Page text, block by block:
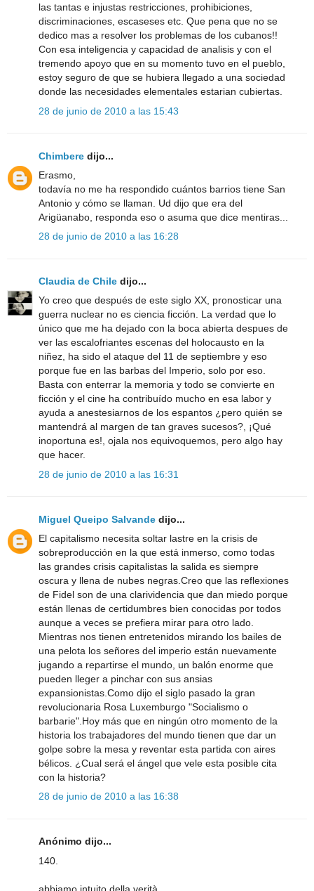
las tantas e injustas restricciones, prohibiciones,
discriminaciones, escaseses etc. Que pena que no se
dedico mas a resolver los problemas de los cubanos!!
Con esa inteligencia y capacidad de analisis y con el
tremendo apoyo que en su momento tuvo en el pueblo,
estoy seguro de que se hubiera llegado a una sociedad
donde las necesidades elementales estarian cubiertas.
28 de junio de 2010 a las 15:43
Chimbere dijo...
Erasmo,
todavía no me ha respondido cuántos barrios tiene San
Antonio y cómo se llaman. Ud dijo que era del
Arigüanabo, responda eso o asuma que dice mentiras...
28 de junio de 2010 a las 16:28
Claudia de Chile dijo...
Yo creo que después de este siglo XX, pronosticar una
guerra nuclear no es ciencia ficción. La verdad que lo
único que me ha dejado con la boca abierta despues de
ver las escalofriantes escenas del holocausto en la
niñez, ha sido el ataque del 11 de septiembre y eso
porque fue en las barbas del Imperio, solo por eso.
Basta con enterrar la memoria y todo se convierte en
ficción y el cine ha contribuído mucho en esa labor y
ayuda a anestesiarnos de los espantos ¿pero quién se
mantendrá al margen de tan graves sucesos?, ¡Qué
inoportuna es!, ojala nos equivoquemos, pero algo hay
que hacer.
28 de junio de 2010 a las 16:31
Miguel Queipo Salvande dijo...
El capitalismo necesita soltar lastre en la crisis de
sobreproducción en la que está inmerso, como todas
las grandes crisis capitalistas la salida es siempre
oscura y llena de nubes negras.Creo que las reflexiones
de Fidel son de una clarividencia que dan miedo porque
están llenas de certidumbres bien conocidas por todos
aunque a veces se prefiera mirar para otro lado.
Mientras nos tienen entretenidos mirando los bailes de
una pelota los señores del imperio están nuevamente
jugando a repartirse el mundo, un balón enorme que
pueden lleger a pinchar con sus ansias
expansionistas.Como dijo el siglo pasado la gran
revolucionaria Rosa Luxemburgo "Socialismo o
barbarie".Hoy más que en ningún otro momento de la
historia los trabajadores del mundo tienen que dar un
golpe sobre la mesa y reventar esta partida con aires
bélicos. ¿Cual será el ángel que vele esta posible cita
con la historia?
28 de junio de 2010 a las 16:38
Anónimo dijo...
140.
abbiamo intuito della verità